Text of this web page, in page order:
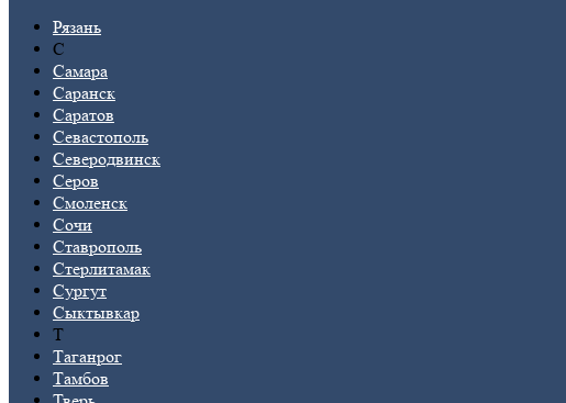
Рязань
С
Самара
Саранск
Саратов
Севастополь
Северодвинск
Серов
Смоленск
Сочи
Ставрополь
Стерлитамак
Сургут
Сыктывкар
Т
Таганрог
Тамбов